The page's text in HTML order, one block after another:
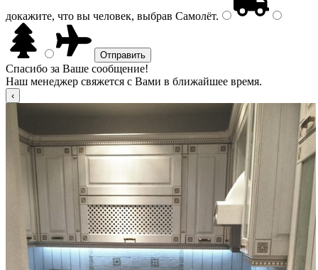
докажите, что вы человек, выбрав Самолёт.
Спасибо за Ваше сообщение!
Наш менеджер свяжется с Вами в ближайшее время.